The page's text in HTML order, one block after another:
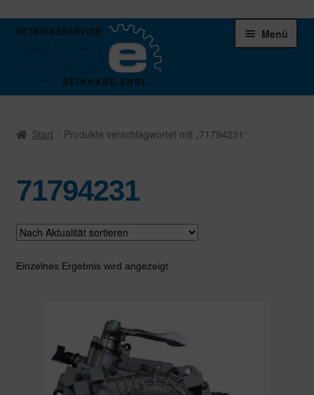
Zur
Zum
Menü
Schaltgetriebe
Verteilergetriebe
Warenkorb
Start Produkte verschlagwortet mit „71794231“
71794231
Einzelnes Ergebnis wird angezeigt